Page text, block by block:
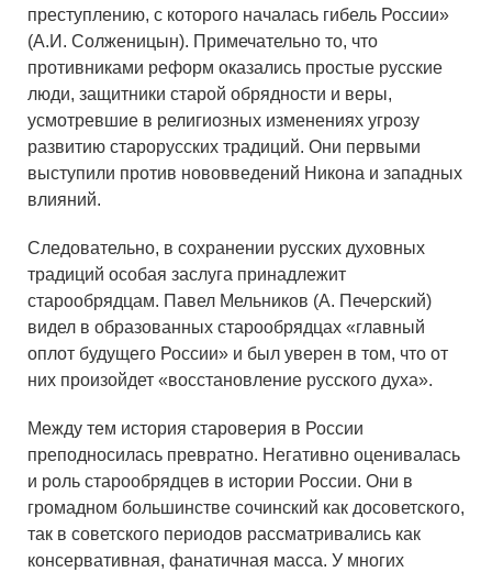
преступлению, с которого началась гибель России»
(А.И. Солженицын). Примечательно то, что
противниками реформ оказались простые русские
люди, защитники старой обрядности и веры,
усмотревшие в религиозных изменениях угрозу
развитию старорусских традиций. Они первыми
выступили против нововведений Никона и западных
влияний.
Следовательно, в сохранении русских духовных
традиций особая заслуга принадлежит
старообрядцам. Павел Мельников (А. Печерский)
видел в образованных старообрядцах «главный
оплот будущего России» и был уверен в том, что от
них произойдет «восстановление русского духа».
Между тем история староверия в России
преподносилась превратно. Негативно оценивалась
и роль старообрядцев в истории России. Они в
громадном большинстве сочинский как досоветского,
так в советского периодов рассматривались как
консервативная, фанатичная масса. У многих